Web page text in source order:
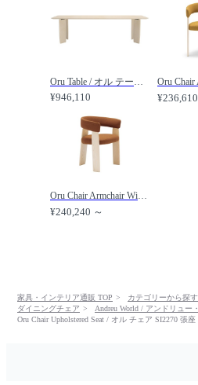
Oru Table / オル テーブル ME6543 幅280cm /
¥946,110
Oru Chair Armchair Wide Upholstered Seat and Back / オル チェア SO2273 アームチェア ワイド 張背座 /
¥240,240 ～
家具・インテリア通販 TOP カテゴリーから探す
ダイニングチェア
Andreu World / アンドリュー
Oru Chair Upholstered Seat / オル チェア SI2270 張座